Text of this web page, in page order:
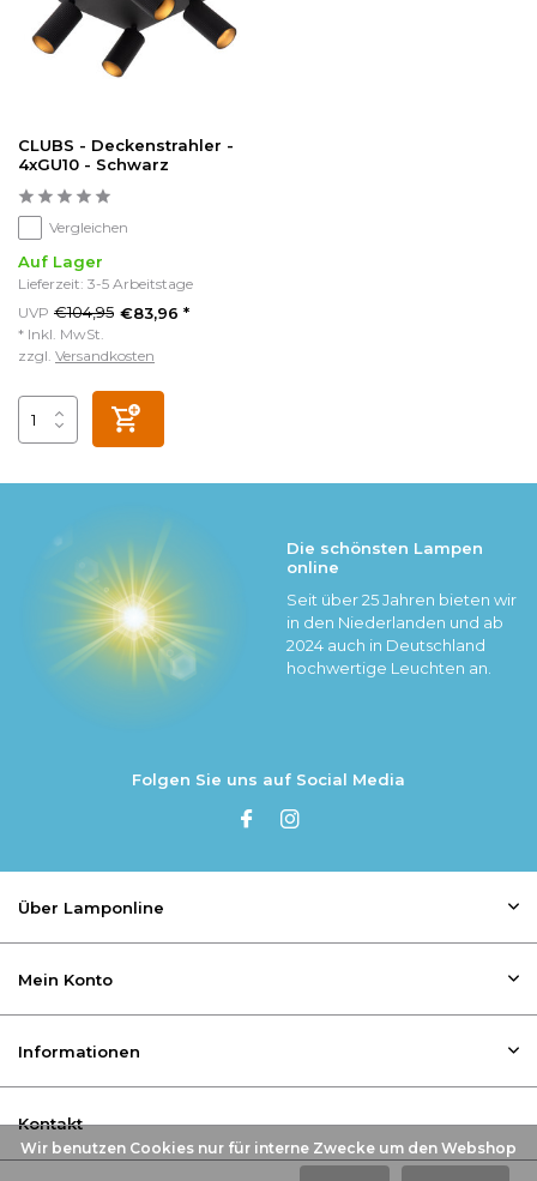
CLUBS - Deckenstrahler -
4xGU10 - Schwarz
Vergleichen
Auf Lager
Lieferzeit: 3-5 Arbeitstage
UVP €104,95 €83,96 *
* Inkl. MwSt.
zzgl. Versandkosten
Die schönsten Lampen
online
Seit über 25 Jahren bieten wir
in den Niederlanden und ab
2024 auch in Deutschland
hochwertige Leuchten an.
Folgen Sie uns auf Social Media
Über Lamponline
Mein Konto
Informationen
Kontakt
Wir benutzen Cookies nur für interne Zwecke um den Webshop